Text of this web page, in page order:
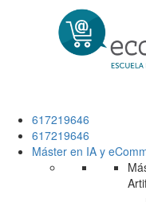
617219646
617219646
Máster en IA y